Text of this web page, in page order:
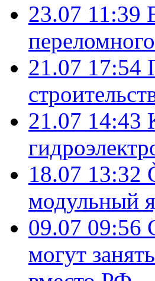
23.07 11:39
21.07 17:54
21.07 14:43
18.07 13:32
модульный
09.07 09:56
могут